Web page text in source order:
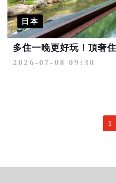
日本
2026-07-08 09:30
1